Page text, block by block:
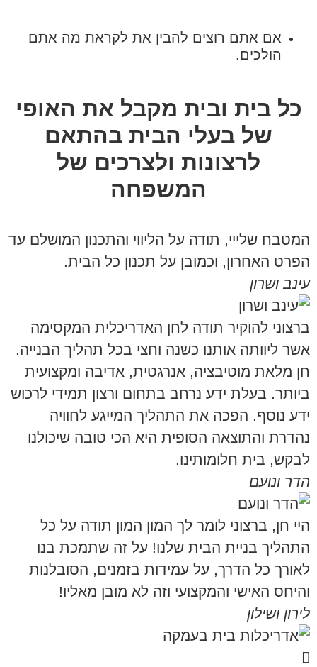
אם אתם רוצים להבין את לקראת מה אתם
הולכים.
כל בית ובית מקבל את האופי
של בעלי הבית בהתאם
לרצונות ולצרכים של
המשפחה
המטבח שלייי, תודה על הליווי והתכנון המושלם עד
הפרט האחרון, וכמובן על תכנון כל הבית.
עינב ושרון
ברצוני להוקיר תודה לחן האדריכלית המקסימה
אשר ליוותה אותנו כשנה וחצי בכל תהליך הבנייה.
חן מלאת מוטיבציה, אנרגטית, אדיבה ומקצועית
ביותר. בעלת ידע נרחב בתחום ורצון תמידי לרכוש
ידע נוסף. הפכה את התהליך המייגע לחוויה
נהדרת והתוצאה הסופית היא הכי טובה שיכולנו
לבקש, בית חלומותינו.
הדר ונועם
היי חן, ברצוני לומר לך המון המון תודה על כל
התהליך בניית הבית שלנו! על זה שתמכת בנו
לאורך כל הדרך, על עמידות בזמנים, הסובלנות
והיחס האישי והמקצועי וזה לא מובן מאליו!
לירון ושילון